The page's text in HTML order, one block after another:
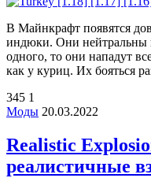
В Майнкрафт появятся
индюки. Они нейтральны
одного, то они нападут
как у куриц. Их бояться
345 1
Моды 20.03.2022
Realistic
реалистичные